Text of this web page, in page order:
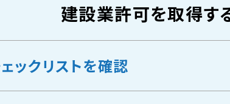
建設業許可を取得す
ックリストを確認